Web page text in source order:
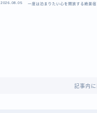
2026.08.05 一度は泊まりたい心を開放する絶景宿
記事内